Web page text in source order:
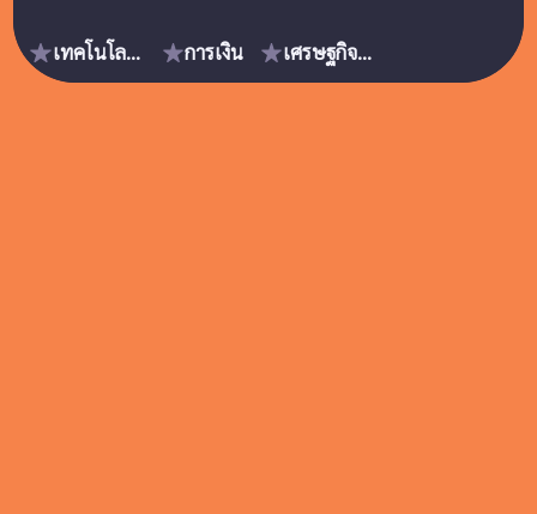
เทคโนโลยี & นวัตกรรม การเงิน เศรษฐกิจดิจิทัล